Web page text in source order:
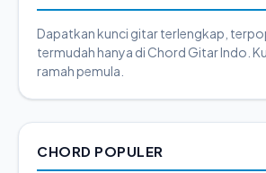
Dapatkan kunci gitar terlengkap,
termudah hanya di Chord Gitar Indo.
ramah pemula.
CHORD POPULER